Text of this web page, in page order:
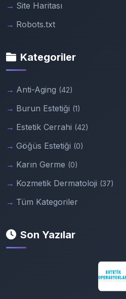
Site Haritası
Robots.txt
Kategoriler
Anti-Aging (42)
Burun Estetiği (1)
Estetik Cerrahi (42)
Göğüs Estetiği (0)
Karın Germe (0)
Kozmetik Dermatoloji (37)
Tüm Kategoriler
Son Yazılar